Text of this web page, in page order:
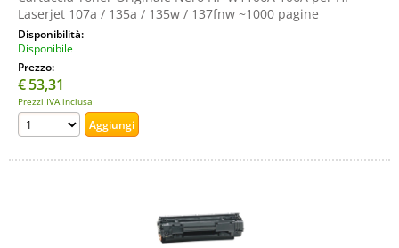
Laserjet 107a / 135a / 135w / 137fnw ~1000 pagine
Disponibilità:
Disponibile
Prezzo:
€53,31
Prezzi IVA inclusa